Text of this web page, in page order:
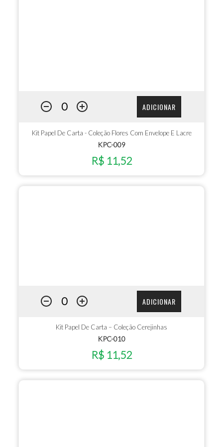
ADICIONAR
Kit Papel De Carta - Coleção Flores Com Envelope E Lacre
KPC-009
R$ 11,52
ADICIONAR
Kit Papel De Carta – Coleção Cerejinhas
KPC-010
R$ 11,52